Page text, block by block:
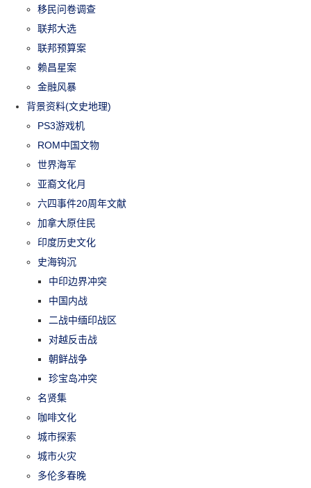
移民问卷调查
联邦大选
联邦预算案
赖昌星案
金融风暴
背景资料(文史地理)
PS3游戏机
ROM中国文物
世界海军
亚裔文化月
六四事件20周年文献
加拿大原住民
印度历史文化
史海钩沉
中印边界冲突
中国内战
二战中缅印战区
对越反击战
朝鲜战争
珍宝岛冲突
名贤集
咖啡文化
城市探索
城市火灾
多伦多春晚